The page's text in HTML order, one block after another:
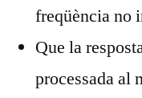
freqüència no
Que la
processada al